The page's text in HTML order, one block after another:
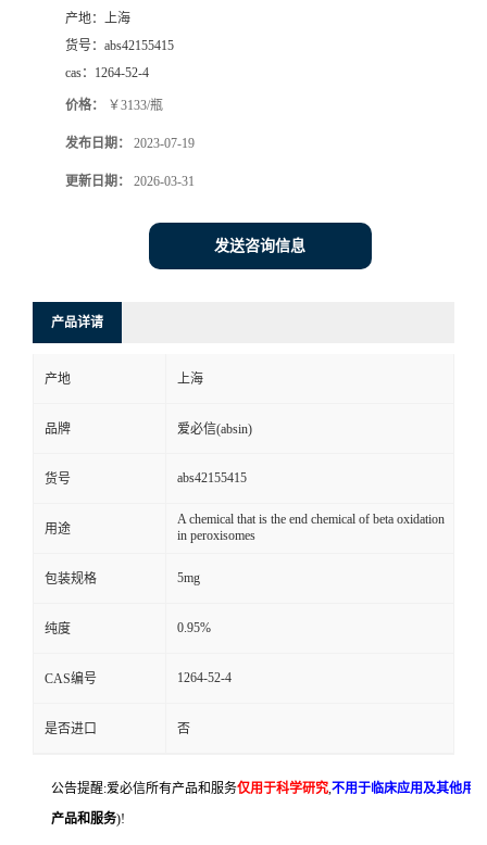
产地： 上海
货号： abs42155415
cas： 1264-52-4
价格： ￥3133/瓶
发布日期： 2023-07-19
更新日期： 2026-03-31
发送咨询信息
产品详请
产地 上海
品牌 爱必信(absin)
货号 abs42155415
用途
A chemical that is the end chemical of beta oxidation
in peroxisomes
包装规格 5mg
纯度 0.95%
CAS编号 1264-52-4
是否进口 否
公告提醒:爱必信所有产品和服务仅用于科学研究,不用于临床应用及其他用
产品和服务)!